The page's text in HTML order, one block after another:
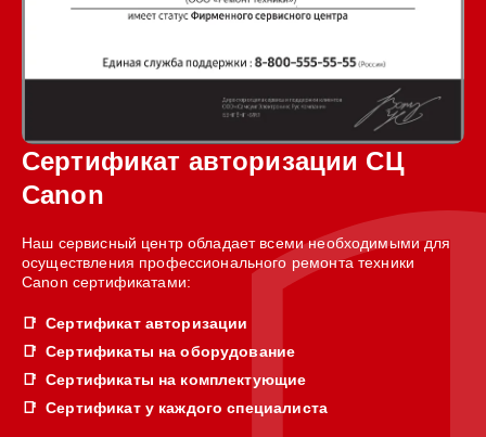
Сертификат авторизации СЦ
Canon
Наш сервисный центр обладает всеми необходимыми для
осуществления профессионального ремонта техники
Canon сертификатами:
Сертификат авторизации
Сертификаты на оборудование
Сертификаты на комплектующие
Сертификат у каждого специалиста